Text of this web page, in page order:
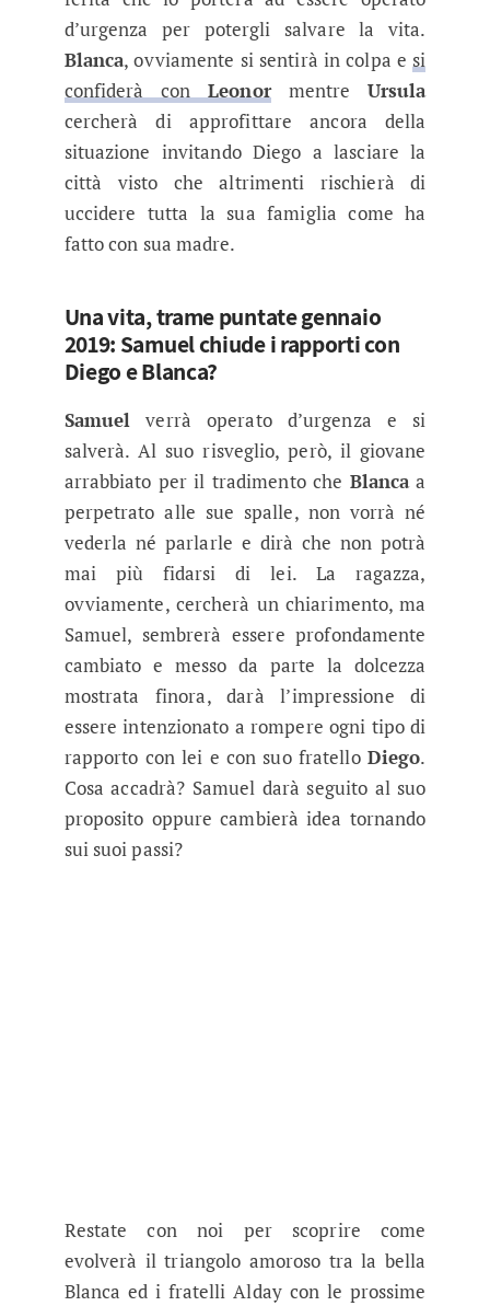
d’urgenza per potergli salvare la vita.
Blanca, ovviamente si sentirà in colpa e si
confiderà conLeonormentre Ursula
cercherà di approfittare ancora della
situazione invitando Diego a lasciare la
città visto che altrimenti rischierà di
uccidere tutta la sua famiglia come ha
fatto con sua madre.
Una vita, trame puntate gennaio
2019: Samuel chiude i rapporti con
Diego e Blanca?
Samuel verrà operato d’urgenza e si
salverà. Al suo risveglio, però, il giovane
arrabbiato per il tradimento che Blancaa
perpetrato alle sue spalle, non vorrà né
vederla né parlarle e dirà che non potrà
mai più fidarsi di lei. La ragazza,
ovviamente, cercherà un chiarimento, ma
Samuel, sembrerà essere profondamente
cambiato e messo da parte la dolcezza
mostrata finora, darà l’impressione di
essere intenzionato a rompere ogni tipo di
rapporto con lei e con suo fratello Diego.
Cosa accadrà? Samuel darà seguito al suo
proposito oppure cambierà idea tornando
sui suoi passi?
Restate con noi per scoprire come
evolverà il triangolo amoroso tra la bella
Blanca ed i fratelli Alday con le prossime